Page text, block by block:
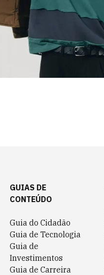
Presentes Dia dos
Pais 2026
GUIAS DE
CONTEÚDO
Guia do Cidadão
Guia de Tecnologia
Guia de
Investimentos
Guia de Carreira